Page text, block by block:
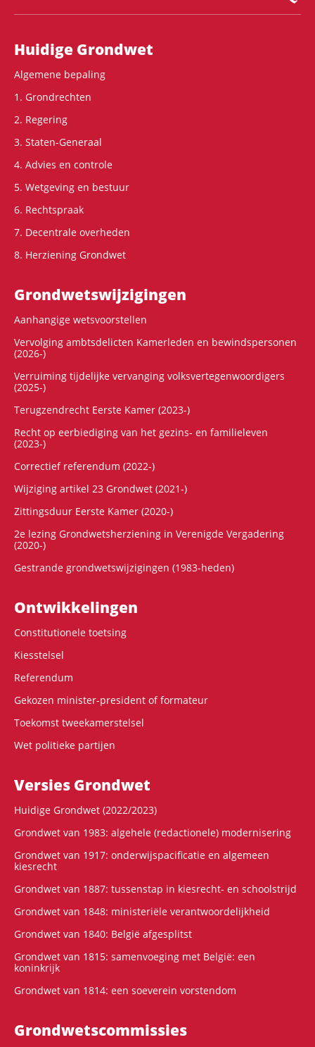
Hoofdnavigatie
Huidige Grondwet
Algemene bepaling
1. Grondrechten
2. Regering
3. Staten-Generaal
4. Advies en controle
5. Wetgeving en bestuur
6. Rechtspraak
7. Decentrale overheden
8. Herziening Grondwet
Grondwets­wijzigingen
Aanhangige wetsvoorstellen
Vervolging ambtsdelicten Kamerleden en bewindspersonen
(2026-)
Verruiming tijdelijke vervanging volksvertegenwoordigers
(2025-)
Terugzendrecht Eerste Kamer (2023-)
Recht op eerbiediging van het gezins- en familieleven
(2023-)
Correctief referendum (2022-)
Wijziging artikel 23 Grondwet (2021-)
Zittingsduur Eerste Kamer (2020-)
2e lezing Grondwetsherziening in Verenigde Vergadering
(2020-)
Gestrande grondwetswijzigingen (1983-heden)
Ontwikke­lingen
Constitutionele toetsing
Kiesstelsel
Referendum
Gekozen minister-president of formateur
Toekomst tweekamerstelsel
Wet politieke partijen
Versies Grondwet
Huidige Grondwet (2022/2023)
Grondwet van 1983: algehele (redactionele) modernisering
Grondwet van 1917: onderwijspacificatie en algemeen
kiesrecht
Grondwet van 1887: tussenstap in kiesrecht- en schoolstrijd
Grondwet van 1848: ministeriële verantwoordelijkheid
Grondwet van 1840: België afgesplitst
Grondwet van 1815: samenvoeging met België: een
koninkrijk
Grondwet van 1814: een soeverein vorstendom
Grondwets­commissies